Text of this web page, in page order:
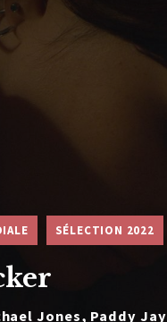
SÉLECTION 2022
Jones, Paddy Jay